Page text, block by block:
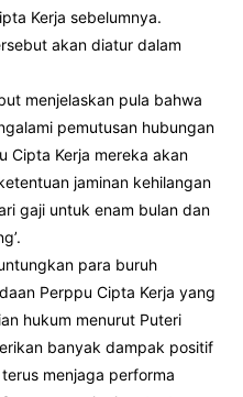
Kerja sebelumnya.
akan diatur dalam
menjelaskan pula bahwa
pemutusan hubungan
Cipta Kerja mereka akan
jaminan kehilangan
gaji untuk enam bulan dan
para buruh
Perppu Cipta Kerja yang
hukum menurut Puteri
banyak dampak positif
menjaga performa